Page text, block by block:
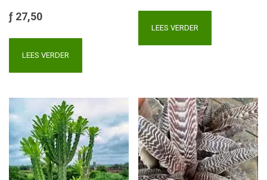
ƒ 27,50
LEES VERDER
LEES VERDER